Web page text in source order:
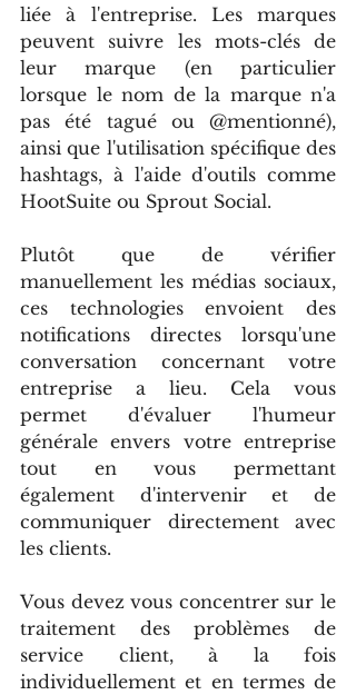
liée à l'entreprise. Les marques
peuvent suivre les mots-clés de
leur marque (en particulier
lorsque le nom de la marque n'a
pas été tagué ou @mentionné),
ainsi que l'utilisation spécifique des
hashtags, à l'aide d'outils comme
HootSuite ou Sprout Social.
Plutôt que de vérifier
manuellement les médias sociaux,
ces technologies envoient des
notifications directes lorsqu'une
conversation concernant votre
entreprise a lieu. Cela vous
permet d'évaluer l'humeur
générale envers votre entreprise
tout en vous permettant
également d'intervenir et de
communiquer directement avec
les clients.
Vous devez vous concentrer sur le
traitement des problèmes de
service client, à la fois
individuellement et en termes de